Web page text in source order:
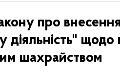
про
діяльність"
шахрайством